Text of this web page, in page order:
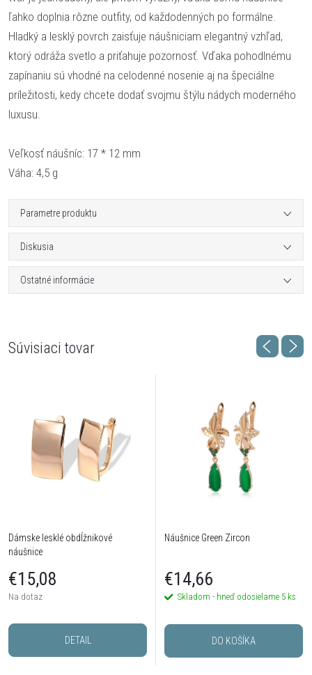
ľahko doplnia rôzne outfity, od každodenných po formálne.
Hladký a lesklý povrch zaisťuje náušniciam elegantný vzhľad,
ktorý odráža svetlo a priťahuje pozornosť. Vďaka pohodlnému
zapínaniu sú vhodné na celodenné nosenie aj na špeciálne
príležitosti, kedy chcete dodať svojmu štýlu nádych moderného
luxusu.
Veľkosť náušníc: 17 * 12 mm
Váha: 4,5 g
Parametre produktu
Diskusia
Ostatné informácie
Súvisiaci tovar
Dámske lesklé obdĺžnikové
náušnice
€15,08
Na dotaz
DETAIL
Náušnice Green Zircon
€14,66
Skladom - hneď odosielame 5 ks
DO KOŠÍKA